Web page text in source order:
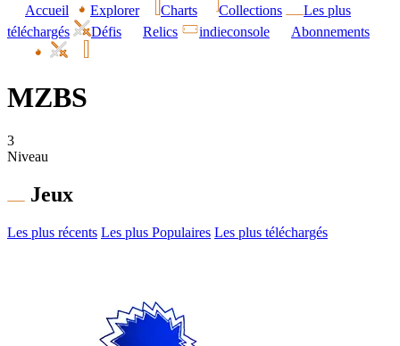
Accueil
Explorer Charts Collections
Les plus
téléchargés
Défis Relics indieconsole Abonnements
MZBS
3
Niveau
Jeux
Les plus récents Les plus Populaires Les plus téléchargés